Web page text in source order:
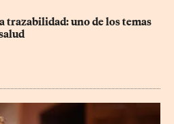
trazabilidad: uno de los temas